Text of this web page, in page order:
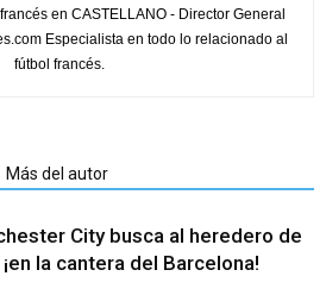
en CASTELLANO - Director General
Especialista en todo lo relacionado al
fútbol francés.
Más del autor
City busca al heredero de
la cantera del Barcelona!